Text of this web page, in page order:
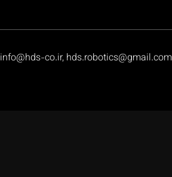
info@hds-co.ir, hds.robotics@gmail.com